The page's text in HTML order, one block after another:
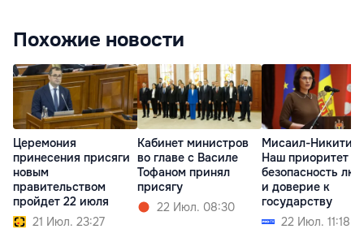
Похожие новости
Церемония
принесения присяги
новым
правительством
пройдет 22 июля
21 Июл. 23:27
Кабинет министров
во главе с Василе
Тофаном принял
присягу
22 Июл. 08:30
Мисаил-Никитин:
Наш приоритет —
безопасность
и доверие к
государству
22 Июл. 11:18